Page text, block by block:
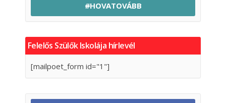
#HOVATOVÁBB
Felelős Szülők Iskolája hírlevél
[mailpoet_form id="1"]